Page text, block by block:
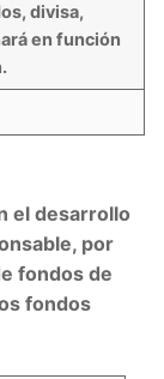
divisa,
en función
el desarrollo
por
fondos de
fondos